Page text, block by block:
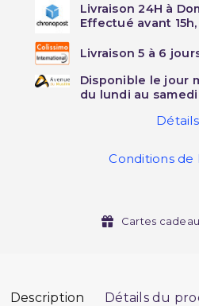
Livraison 24H à
Effectué avant
Livraison 5 à 6
Disponible le jour
du lundi au samedi
Détails
Conditions de
Cartes
Description Détails du